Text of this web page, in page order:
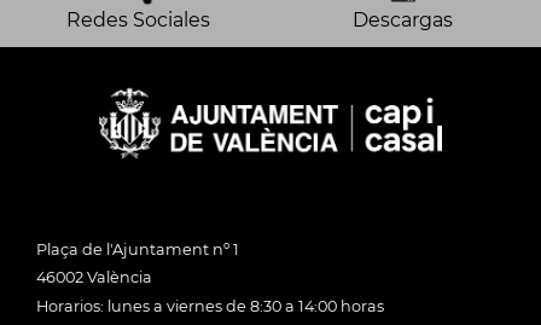
Redes Sociales Descargas
Plaça de l'Ajuntament nº 1
46002 València
Horarios: lunes a viernes de 8:30 a 14:00 horas